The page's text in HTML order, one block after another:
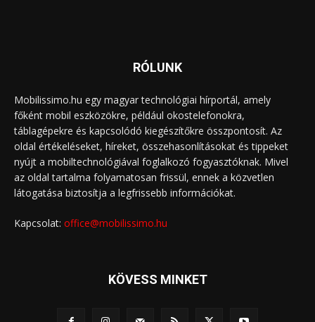
RÓLUNK
Mobilissimo.hu egy magyar technológiai hírportál, amely
főként mobil eszközökre, például okostelefonokra,
táblagépekre és kapcsolódó kiegészítőkre összpontosít. Az
oldal értékeléseket, híreket, összehasonlításokat és tippeket
nyújt a mobiltechnológiával foglalkozó fogyasztóknak. Mivel
az oldal tartalma folyamatosan frissül, ennek a közvetlen
látogatása biztosítja a legfrissebb információkat.
Kapcsolat: office@mobilissimo.hu
KÖVESS MINKET